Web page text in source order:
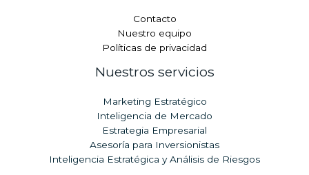
Contacto
Nuestro equipo
Políticas de privacidad
Nuestros servicios
Marketing Estratégico
Inteligencia de Mercado
Estrategia Empresarial
Asesoría para Inversionistas
Inteligencia Estratégica y Análisis de Riesgos